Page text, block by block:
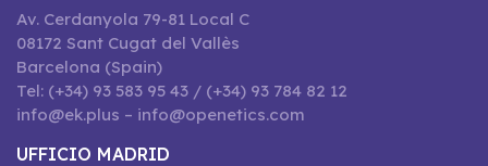
Av. Cerdanyola 79-81 Local C
08172 Sant Cugat del Vallès
Barcelona (Spain)
Tel: (+34) 93 583 95 43 / (+34) 93 784 82 12
info@ek.plus – info@openetics.com
UFFICIO MADRID